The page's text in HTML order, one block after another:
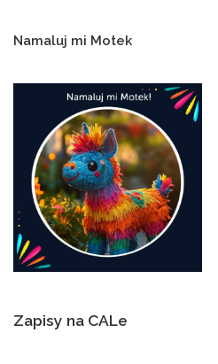
Namaluj mi Motek
Zapisy na CALe